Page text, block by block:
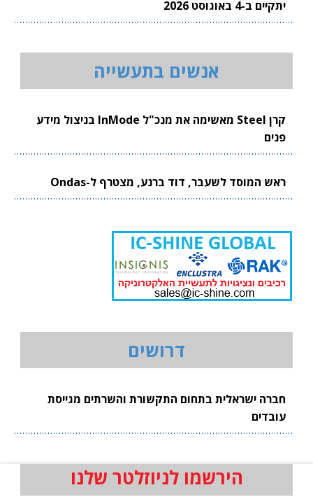
יתקיים ב-4 באוגוסט 2026
אנשים בתעשייה
קרן Steel מאשימה את מנכ"ל InMode בניצול מידע
פנים
ראש המוסד לשעבר, דוד ברנע, מצטרף ל-Ondas
דרושים
חברה ישראלית בתחום התקשורת והשרתים מגייסת
עובדים
הירשמו לניוזלטר שלנו